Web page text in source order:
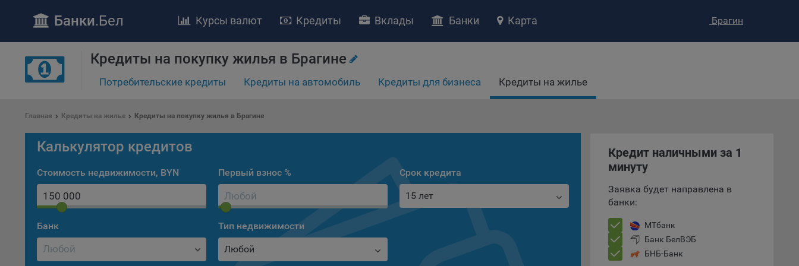
Утверждение положения о политике обработки файлов cookie (далее –
«Политика») является одной из принимаемых Обществом мер по защите
персональных данных, предусмотренных статьей 17 Закона Республики
Беларусь от 7 мая 2021 г. № 99-З «О защите персональных данных» (далее –
Политика разъясняет субъектам персональных данных, которые
осуществляют использование веб-сайта Общества с доменным именем
Банки.Бел Брагин
Курсы валют Кредиты Вклады Банки Карта
Кредиты на покупку жилья в Брагине
Потребительские кредиты Кредиты на автомобиль Кредиты для бизнеса Кредиты на жилье
Главная Кредиты на жилье Кредиты на покупку жилья в Брагине
Калькулятор кредитов
Стоимость недвижимости, BYN Первый взнос % Срок кредита
15 лет
Банк Тип недвижимости
Любой
Кредит наличными за 1
минуту
Заявка будет направлена в
банки:
МТбанк
Банк БелВЭБ
БНБ-Банк